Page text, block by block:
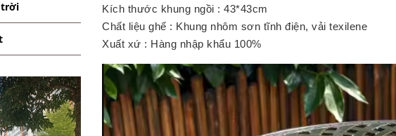
trời
Kích thước khung ngồi : 43*43cm
Chất liệu ghế : Khung nhôm sơn tĩnh điện, vải texilene
Xuất xứ : Hàng nhập khẩu 100%